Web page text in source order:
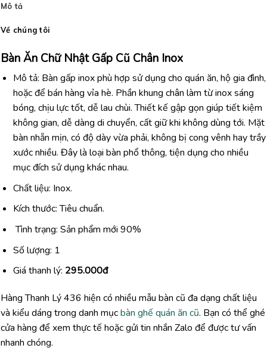
Mô tả
Về chúng tôi
Bàn Ăn Chữ Nhật Gấp Cũ Chân Inox
Mô tả: Bàn gấp inox phù hợp sử dụng cho quán ăn, hộ gia đình,
hoặc để bán hàng vỉa hè. Phần khung chân làm từ inox sáng
bóng, chịu lực tốt, dễ lau chùi. Thiết kế gập gọn giúp tiết kiệm
không gian, dễ dàng di chuyển, cất giữ khi không dùng tới. Mặt
bàn nhẵn mịn, có độ dày vừa phải, không bị cong vênh hay trầy
xước nhiều. Đây là loại bàn phổ thông, tiện dụng cho nhiều
mục đích sử dụng khác nhau.
Chất liệu: Inox.
Kích thước: Tiêu chuẩn.
Tình trạng: Sản phẩm mới 90%
Số lượng: 1
Giá thanh lý: 295.000đ
Hàng Thanh Lý 436 hiện có nhiều mẫu bàn cũ đa dạng chất liệu
và kiểu dáng trong danh mụcbàn ghế quán ăn cũ. Bạn có thể ghé
cửa hàng để xem thực tế hoặc gửi tin nhắn Zalo để được tư vấn
nhanh chóng.